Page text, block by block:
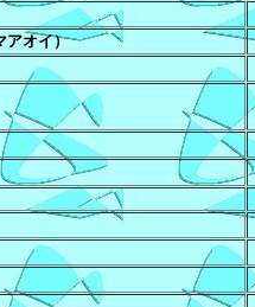
アオイ）